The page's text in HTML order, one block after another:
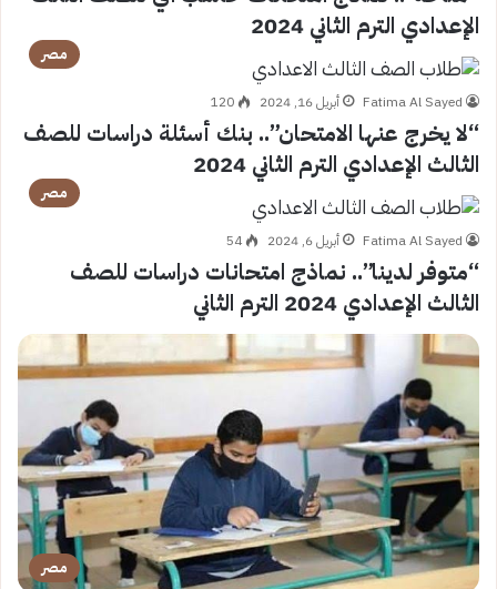
الإعدادي الترم الثاني 2024
مصر
Fatima Al Sayed أبريل 16, 2024 120
“لا يخرج عنها الامتحان”.. بنك أسئلة دراسات للصف
الثالث الإعدادي الترم الثاني 2024
مصر
Fatima Al Sayed أبريل 6, 2024 54
“متوفر لدينا”.. نماذج امتحانات دراسات للصف
الثالث الإعدادي 2024 الترم الثاني
مصر